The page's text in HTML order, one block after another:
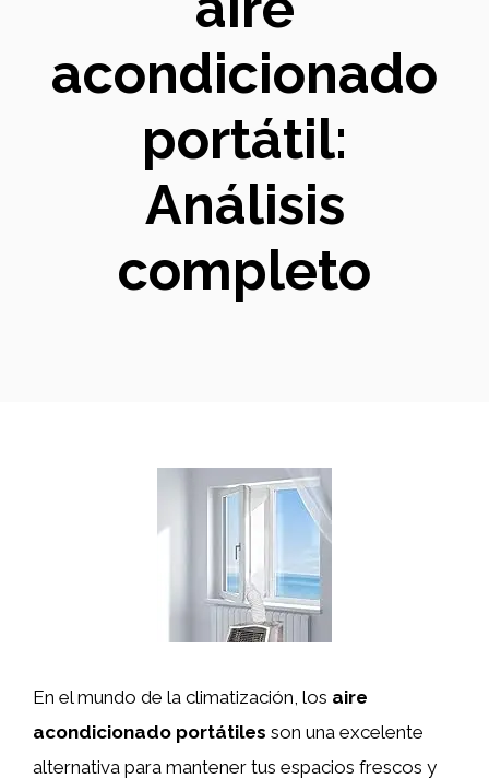
acondicionado
portátil:
Análisis
completo
En el mundo de la climatización, los aire
acondicionado portátiles son una excelente
alternativa para mantener tus espacios frescos y